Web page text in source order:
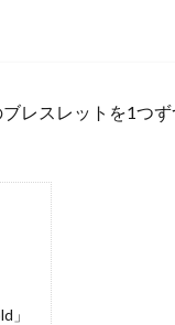
レスレットを1つ
」